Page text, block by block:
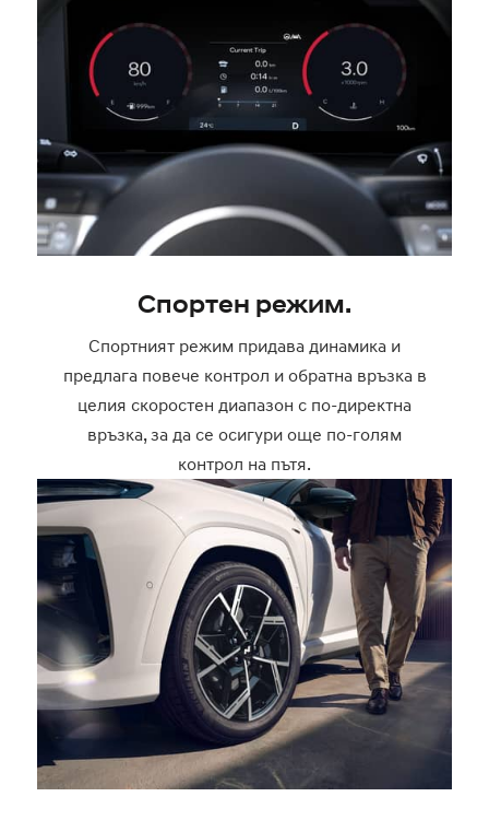
Спортен режим.
Спортният режим придава динамика и
предлага повече контрол и обратна връзка в
целия скоростен диапазон с по-директна
връзка, за да се осигури още по-голям
контрол на пътя.